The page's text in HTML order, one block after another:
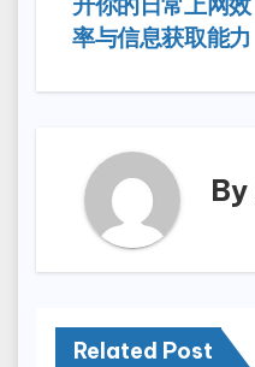
升你的日常上网效
率与信息获取能力
By
Related Post